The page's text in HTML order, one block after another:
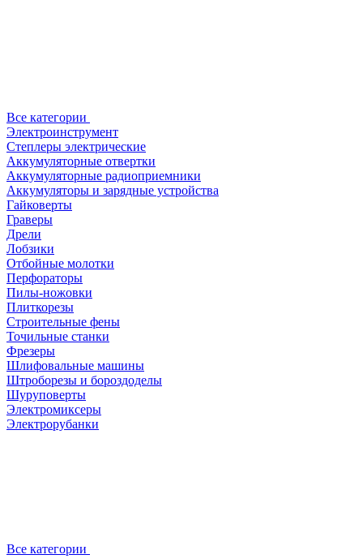
Все категории
Электроинструмент
Степлеры электрические
Аккумуляторные отвертки
Аккумуляторные радиоприемники
Аккумуляторы и зарядные устройства
Гайковерты
Граверы
Дрели
Лобзики
Отбойные молотки
Перфораторы
Пилы-ножовки
Плиткорезы
Строительные фены
Точильные станки
Фрезеры
Шлифовальные машины
Штроборезы и бороздоделы
Шуруповерты
Электромиксеры
Электрорубанки
Все категории